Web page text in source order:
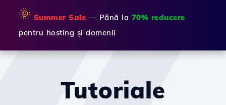
🌞 Summer Sale — Până la 70% reducere
pentru hosting și domenii
Tutoriale